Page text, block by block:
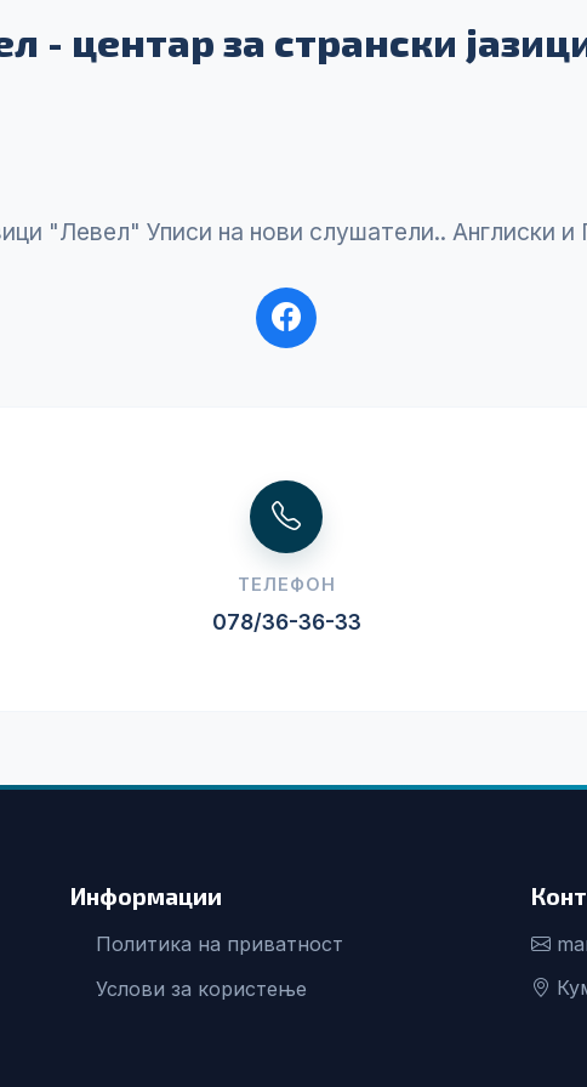
- центар за странски
"Левел" Уписи нa нoви слушaтели.. Англиски и
ТЕЛЕФОН
078/36-36-33
Информации
Политика на приватност
Услови за користење